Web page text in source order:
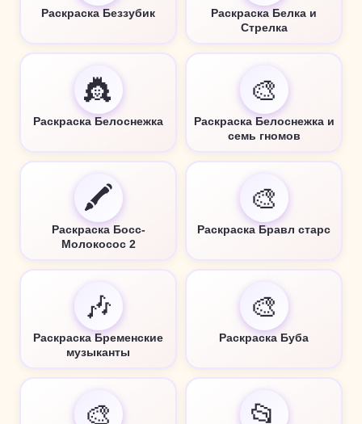
Раскраска Беззубик
Раскраска Белка и
Стрелка
👸
Раскраска Белоснежка
🎨
Раскраска Белоснежка и
семь гномов
🖍️
Раскраска Босс-
Молокосос 2
🎨
Раскраска Бравл старс
🎶
Раскраска Бременские
музыканты
🎨
Раскраска Буба
🎨 📂